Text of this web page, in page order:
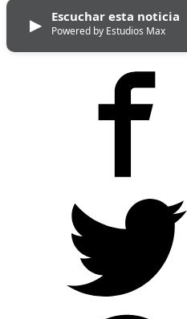
▶
Escuchar esta noticia
Powered by Estudios Max